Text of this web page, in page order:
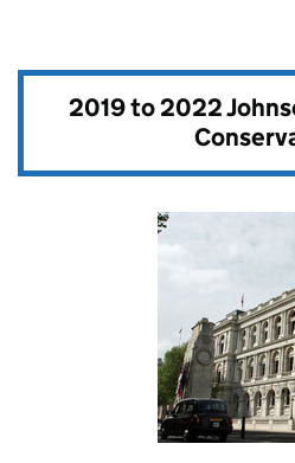
2019 to 2022